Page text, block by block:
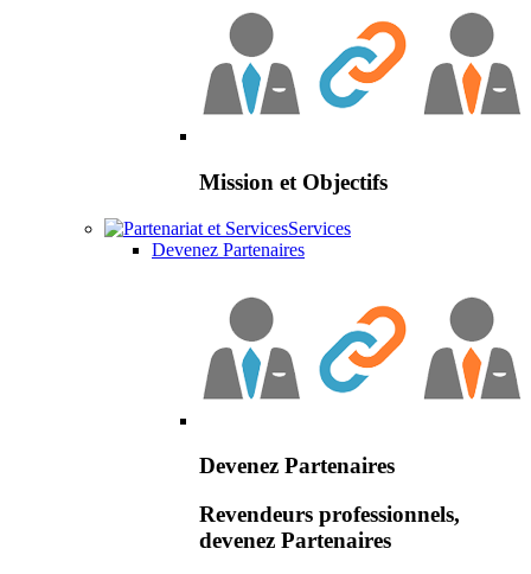
Mission et Objectifs
Services
Devenez Partenaires
Devenez Partenaires
Revendeurs professionnels,
devenez Partenaires